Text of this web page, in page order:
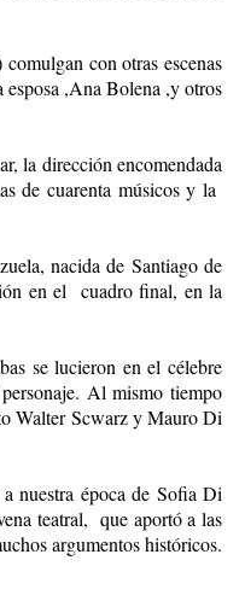
con otras escenas
esposa ,Ana Bolena ,y otros
la dirección encomendada
de cuarenta músicos y la
nacida de Santiago de
en el cuadro final, en la
se lucieron en el célebre
Al mismo tiempo
Walter Scwarz y Mauro Di
nuestra época de Sofia Di
teatral, que aportó a las
argumentos históricos.